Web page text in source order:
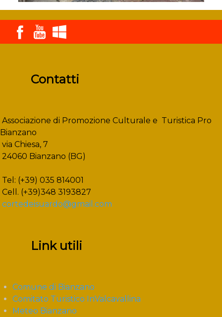
Contatti
Associazione di Promozione Culturale e Turistica Pro
Bianzano
via Chiesa, 7
24060 Bianzano (BG)
Tel: (+39) 035 814001
Cell. (+39)348 3193827
cortedeisuardo@gmail.com
Link utili
Comune di Bianzano
Comitato Turistico InValcavallina
Meteo Bianzano